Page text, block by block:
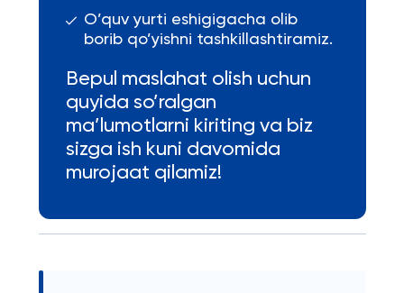
O’quv yurti eshigigacha olib
borib qo’yishni tashkillashtiramiz.
Bepul maslahat olish uchun
quyida so’ralgan
ma’lumotlarni kiriting va biz
sizga ish kuni davomida
murojaat qilamiz!